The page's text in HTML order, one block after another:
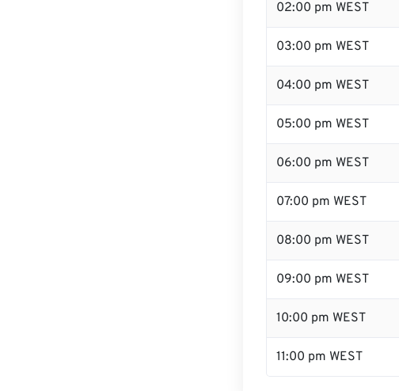
02:00 pm WEST
03:00 pm WEST
04:00 pm WEST
05:00 pm WEST
06:00 pm WEST
07:00 pm WEST
08:00 pm WEST
09:00 pm WEST
10:00 pm WEST
11:00 pm WEST